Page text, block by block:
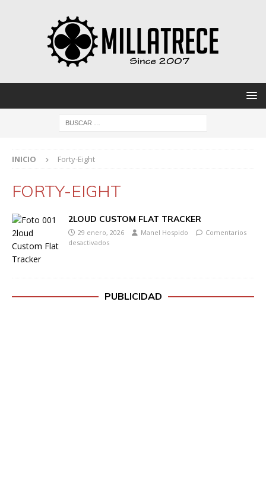
INICIO Forty-Eight
FORTY-EIGHT
2LOUD CUSTOM FLAT TRACKER
29 enero, 2026 Manel Hospido
Comentarios
desactivados
PUBLICIDAD